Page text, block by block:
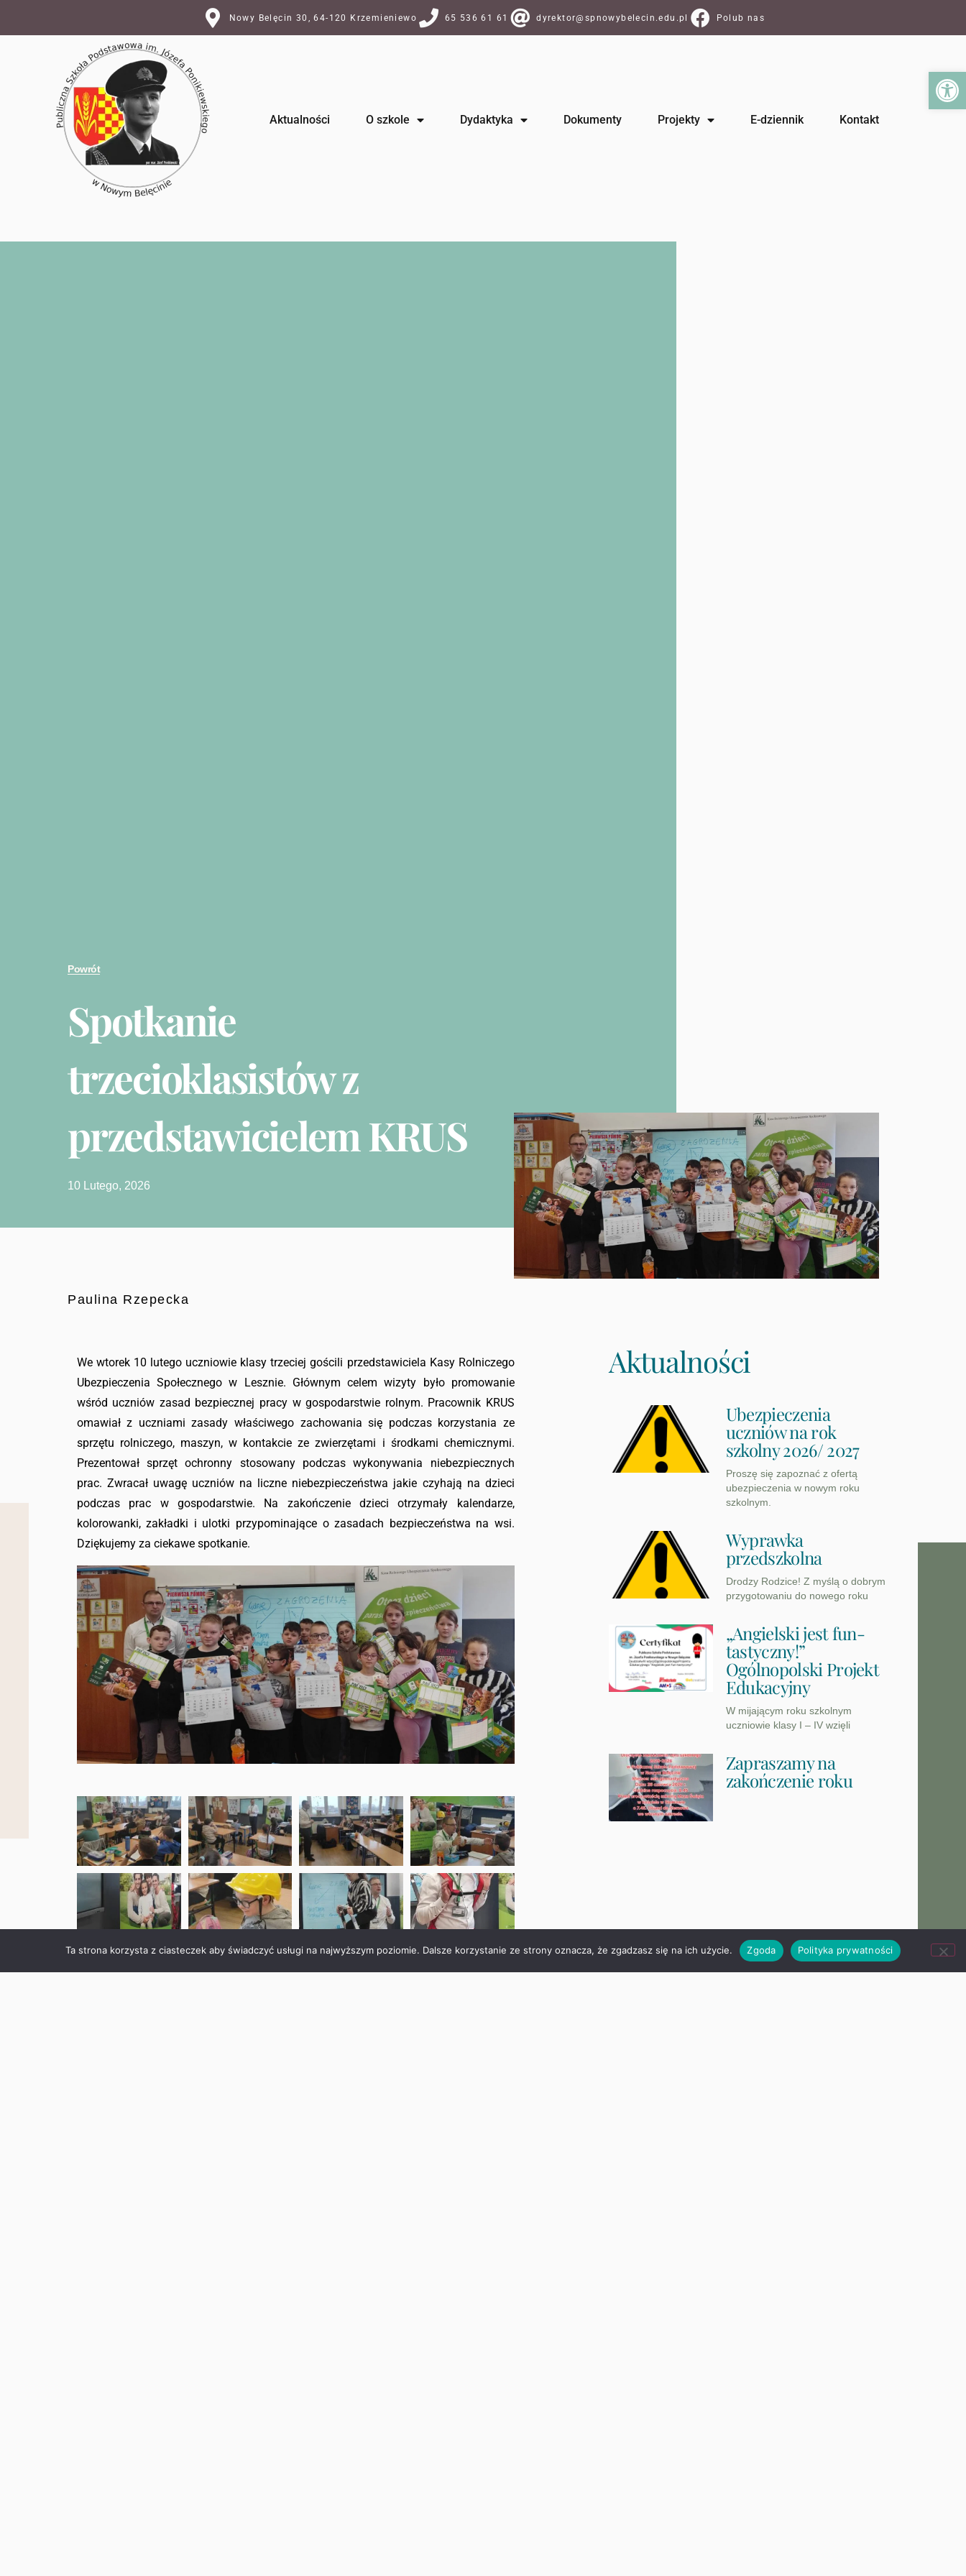
Nowy Belęcin 30, 64-120 Krzemieniewo 65 536 61 61 dyrektor@spnowybelecin.edu.pl Polub nas
Aktualności O szkole Dydaktyka Dokumenty Projekty E-dziennik Kontakt
Powrót
Spotkanie
trzecioklasistów z
przedstawicielem KRUS
10 Lutego, 2026
Paulina Rzepecka
We wtorek 10 lutego uczniowie klasy trzeciej gościli przedstawiciela Kasy Rolniczego
Ubezpieczenia Społecznego w Lesznie. Głównym celem wizyty było promowanie
wśród uczniów zasad bezpiecznej pracy w gospodarstwie rolnym. Pracownik KRUS
omawiał z uczniami zasady właściwego zachowania się podczas korzystania ze
sprzętu rolniczego, maszyn, w kontakcie ze zwierzętami i środkami chemicznymi.
Prezentował sprzęt ochronny stosowany podczas wykonywania niebezpiecznych
prac. Zwracał uwagę uczniów na liczne niebezpieczeństwa jakie czyhają na dzieci
podczas prac w gospodarstwie. Na zakończenie dzieci otrzymały kalendarze,
kolorowanki, zakładki i ulotki przypominające o zasadach bezpieczeństwa na wsi.
Dziękujemy za ciekawe spotkanie.
Aktualności
Ubezpieczenia
uczniów na rok
szkolny 2026/ 2027
Proszę się zapoznać z ofertą
ubezpieczenia w nowym roku
szkolnym.
Wyprawka
przedszkolna
Drodzy Rodzice! Z myślą o dobrym
przygotowaniu do nowego roku
„Angielski jest fun-
tastyczny!”
Ogólnopolski Projekt
Edukacyjny
W mijającym roku szkolnym
uczniowie klasy I – IV wzięli
Zapraszamy na
zakończenie roku
Ta strona korzysta z ciasteczek aby świadczyć usługi na najwyższym poziomie. Dalsze korzystanie ze strony oznacza, że zgadzasz się na ich użycie. Zgoda Polityka prywatności